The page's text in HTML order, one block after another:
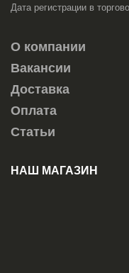
Дата регистрации в
О компании
Вакансии
Доставка
Оплата
Статьи
НАШ МАГАЗИН